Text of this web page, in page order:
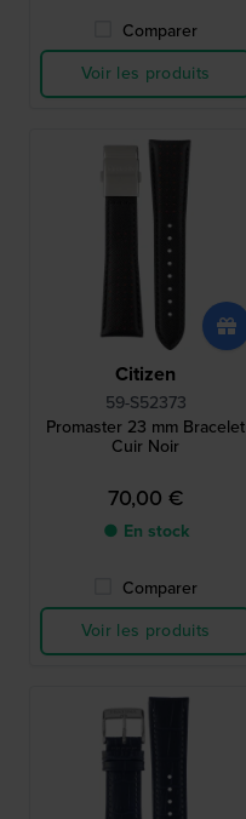
Comparer
Voir les produits
Citizen
59-S52373
Promaster 23 mm Bracelet
Cuir Noir
70,00 €
● En stock
Comparer
Voir les produits